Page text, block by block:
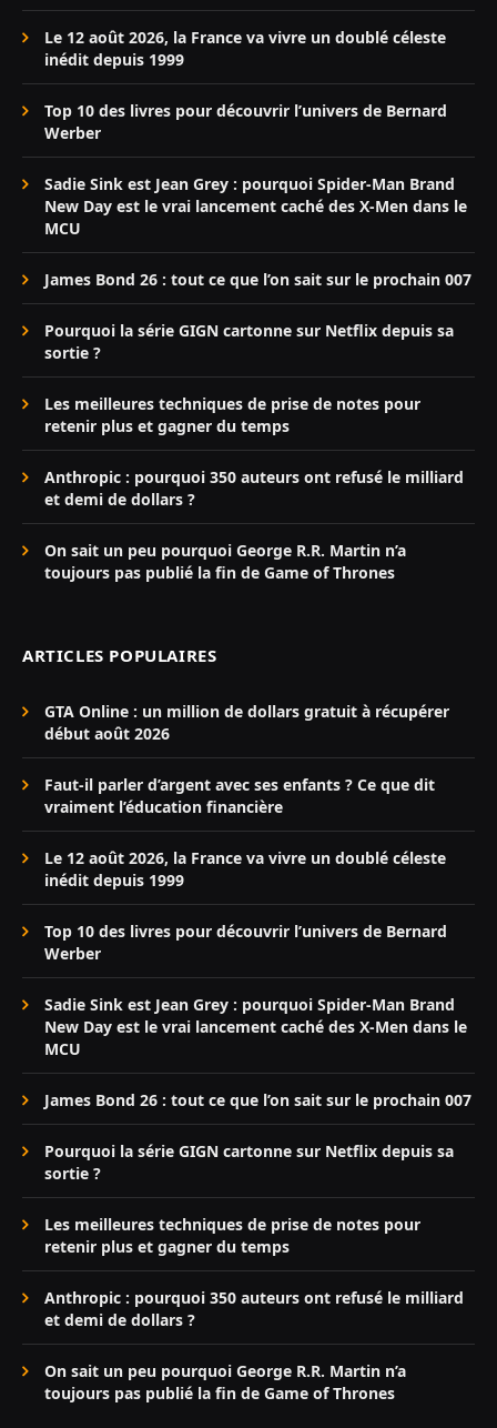
Le 12 août 2026, la France va vivre un doublé céleste
inédit depuis 1999
Top 10 des livres pour découvrir l’univers de Bernard
Werber
Sadie Sink est Jean Grey : pourquoi Spider-Man Brand
New Day est le vrai lancement caché des X-Men dans le
MCU
James Bond 26 : tout ce que l’on sait sur le prochain 007
Pourquoi la série GIGN cartonne sur Netflix depuis sa
sortie ?
Les meilleures techniques de prise de notes pour
retenir plus et gagner du temps
Anthropic : pourquoi 350 auteurs ont refusé le milliard
et demi de dollars ?
On sait un peu pourquoi George R.R. Martin n’a
toujours pas publié la fin de Game of Thrones
ARTICLES POPULAIRES
GTA Online : un million de dollars gratuit à récupérer
début août 2026
Faut-il parler d’argent avec ses enfants ? Ce que dit
vraiment l’éducation financière
Le 12 août 2026, la France va vivre un doublé céleste
inédit depuis 1999
Top 10 des livres pour découvrir l’univers de Bernard
Werber
Sadie Sink est Jean Grey : pourquoi Spider-Man Brand
New Day est le vrai lancement caché des X-Men dans le
MCU
James Bond 26 : tout ce que l’on sait sur le prochain 007
Pourquoi la série GIGN cartonne sur Netflix depuis sa
sortie ?
Les meilleures techniques de prise de notes pour
retenir plus et gagner du temps
Anthropic : pourquoi 350 auteurs ont refusé le milliard
et demi de dollars ?
On sait un peu pourquoi George R.R. Martin n’a
toujours pas publié la fin de Game of Thrones